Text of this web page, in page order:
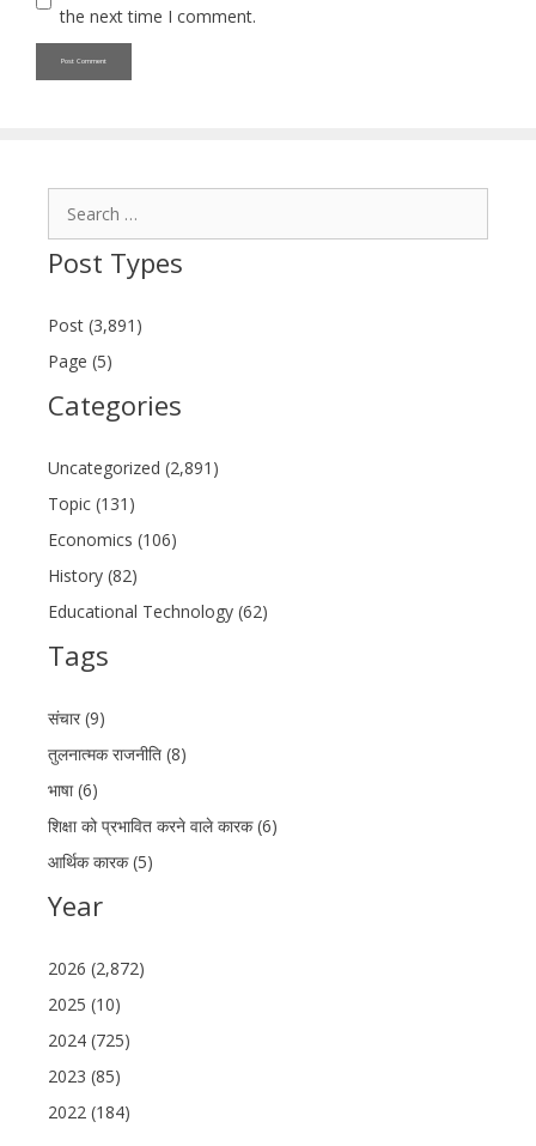
the next time I comment.
Post Types
Post (3,891)
Page (5)
Categories
Uncategorized (2,891)
Topic (131)
Economics (106)
History (82)
Educational Technology (62)
Tags
संचार (9)
तुलनात्मक राजनीति (8)
भाषा (6)
शिक्षा को प्रभावित करने वाले कारक (6)
आर्थिक कारक (5)
Year
2026 (2,872)
2025 (10)
2024 (725)
2023 (85)
2022 (184)